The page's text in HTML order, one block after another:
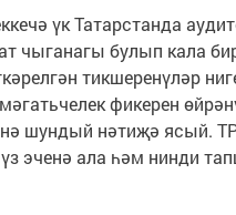
үк Татарстанда
чыганагы булып кала
тикшеренүләр
фикерен
шундый нәтиҗә ясый.
эченә ала һәм нинди